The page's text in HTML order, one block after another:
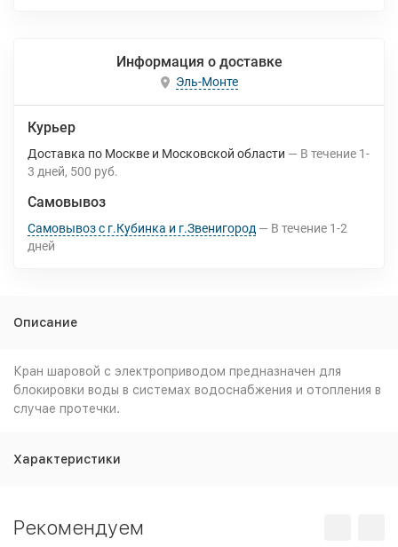
Информация о доставке
Эль-Монте
Курьер
Доставка по Москве и Московской области В течение 1-
3 дней 500 руб.
Самовывоз
Самовывоз с г.Кубинка и г.Звенигород В течение 1-2
дней
Описание
Кран шаровой с электроприводом предназначен для
блокировки воды в системах водоснабжения и отопления в
случае протечки.
Характеристики
Рекомендуем